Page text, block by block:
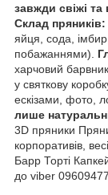
завжди свіжі
Склад пряників:
яйця, сода,
побажаннями).
харчовий барвник.
у святкову
ескізами, фото,
лише
3D пряники
корпоративів,
Барр Торті
до viber